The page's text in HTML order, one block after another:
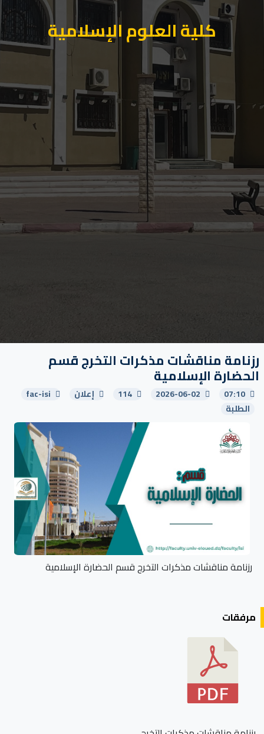
كلية العلوم الإسلامية
رزنامة مناقشات مذكرات التخرج قسم
الحضارة الإسلامية
07:10
2026-06-02
114 إعلان
fac-isi
الطلبة
رزنامة مناقشات مذكرات التخرج قسم الحضارة الإسلامية
مرفقات